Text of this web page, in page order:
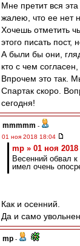
Мне претит вся
жалею, что ее нет
Хочешь отметить
этого писать пост,
А были бы они,
кто с чем согласен,
Впрочем это так.
Спартак скоро.
сегодня!
mmmmm -
01 ноя 2018 18:04
mp » 01 ноя 2018
Весенний обвал
имел очень
Как и осенний.
Да и само
mp -